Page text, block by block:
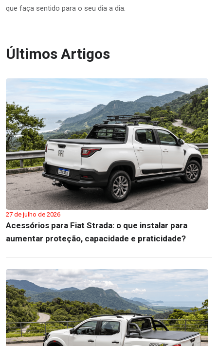
que faça sentido para o seu dia a dia.
Últimos Artigos
27 de julho de 2026
Acessórios para Fiat Strada: o que instalar para
aumentar proteção, capacidade e praticidade?